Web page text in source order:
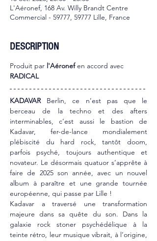
L'Aéronef, 168 Av. Willy Brandt Centre
Commercial - 59777, 59777 Lille, France
DESCRIPTION
Produit par l'Aéronef en accord avec
RADICAL
KADAVAR Berlin, ce n’est pas que le
berceau de la techno et des afters
interminables, c’est aussi le bastion de
Kadavar, fer-de-lance mondialement
plébiscité du hard rock, tantôt doom,
parfois psyché, toujours authentique et
novateur. Le désormais quatuor s’apprête à
faire de 2025 son année, avec un nouvel
album à paraître et une grande tournée
européenne, qui passe par Lille !
Kadavar a traversé une transformation
majeure dans sa quête du son. Dans la
galaxie rock stoner psychédélique à la
teinte rétro, leur musique vibrait, à l’origine,